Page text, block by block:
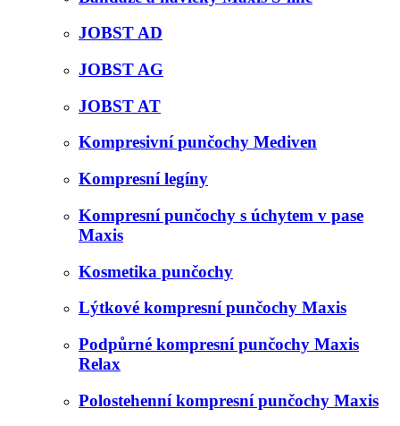
JOBST AD
JOBST AG
JOBST AT
Kompresivní punčochy Mediven
Kompresní legíny
Kompresní punčochy s úchytem v pase
Maxis
Kosmetika punčochy
Lýtkové kompresní punčochy Maxis
Podpůrné kompresní punčochy Maxis
Relax
Polostehenní kompresní punčochy Maxis